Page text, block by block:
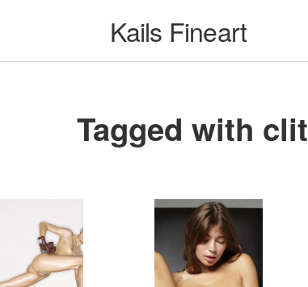
Kails Fineart
Tagged with clit